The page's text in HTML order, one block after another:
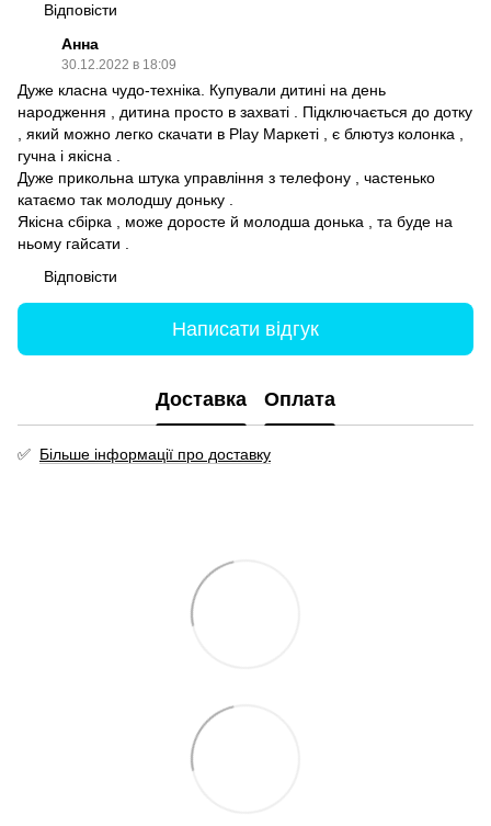
Відповісти
Анна
30.12.2022 в 18:09
Дуже класна чудо-техніка. Купували дитині на день
народження , дитина просто в захваті . Підключається до дотку
, який можно легко скачати в Play Маркеті , є блютуз колонка ,
гучна і якісна .
Дуже прикольна штука управління з телефону , частенько
катаємо так молодшу доньку .
Якісна сбірка , може доросте й молодша донька , та буде на
ньому гайсати .
Відповісти
Написати відгук
Доставка Оплата
✅ Більше інформації про доставку